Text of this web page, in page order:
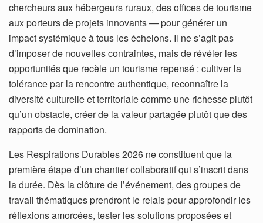
chercheurs aux hébergeurs ruraux, des offices de tourisme
aux porteurs de projets innovants — pour générer un
impact systémique à tous les échelons. Il ne s’agit pas
d’imposer de nouvelles contraintes, mais de révéler les
opportunités que recèle un tourisme repensé : cultiver la
tolérance par la rencontre authentique, reconnaître la
diversité culturelle et territoriale comme une richesse plutôt
qu’un obstacle, créer de la valeur partagée plutôt que des
rapports de domination.
Les Respirations Durables 2026 ne constituent que la
première étape d’un chantier collaboratif qui s’inscrit dans
la durée. Dès la clôture de l’événement, des groupes de
travail thématiques prendront le relais pour approfondir les
réflexions amorcées, tester les solutions proposées et